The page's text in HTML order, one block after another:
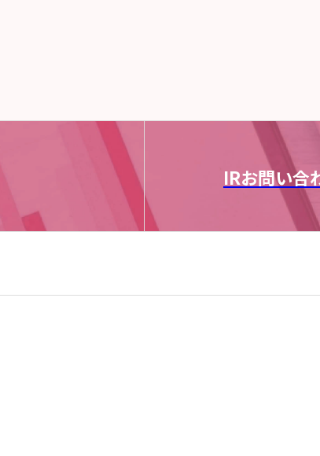
IRお問い合